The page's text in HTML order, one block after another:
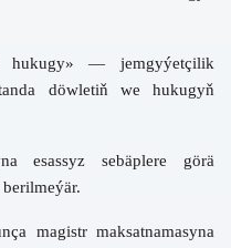
hukugy»— jemgyýetçilik
döwletiň we hukugyň
esassyz sebäplere görä
magistr maksatnamasyna